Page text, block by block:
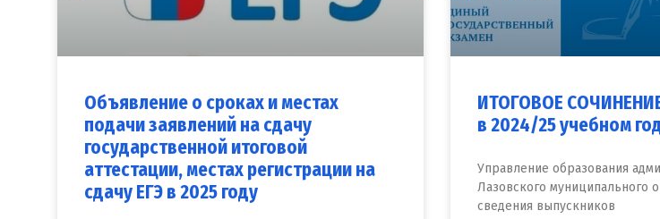
Объявление о сроках и местах
подачи заявлений на сдачу
государственной итоговой
аттестации, местах регистрации на
сдачу ЕГЭ в 2025 году
ИТОГОВОЕ
в 2024/25 учебном
Управление образования
Лазовского муниципального
сведения выпускников